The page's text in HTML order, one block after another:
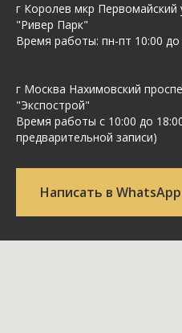
г Королев мкр Первомайский
"Ривер Парк"
Время работы: пн-пт 10:00 до
г Москва Нахимовский
"Экспострой"
Время работы с 10:00 до
предварительной записи)
Написать в WhatsApp